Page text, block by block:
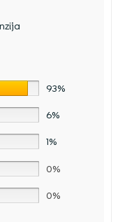
93%
6%
1%
0%
0%